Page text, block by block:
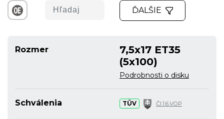
ĎALŠIE
Rozmer
7,5x17 ET35
(5x100)
Podrobnosti o disku
Schválenia TÜV Čl.1.6.VOP